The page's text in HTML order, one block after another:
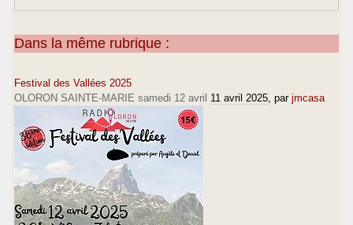
Dans la même rubrique :
Festival des Vallées 2025
OLORON SAINTE-MARIE samedi 12 avril 11 avril 2025 , par jmcasa